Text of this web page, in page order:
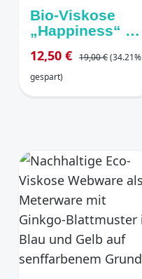
Bio-Viskose
„Happiness“ –
/Sprüche
Verkaufspreis:
12,50 € Regulärer Preis:
19,00 €(34.21%
gespart)